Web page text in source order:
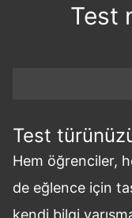
Test
Test
Hem öğrenciler,
de eğlence için
kendi bilgi